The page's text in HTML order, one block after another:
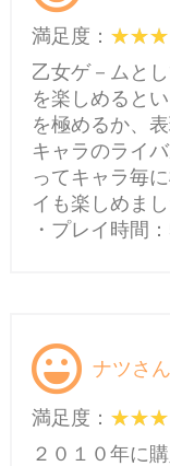
満足度：
乙女ゲ－ムと
を楽しめると
を極めるか、
キャラのライ
ってキャラ毎
イも楽しめまし
・プレイ時間
ナツさ
満足度：
２０１０年に